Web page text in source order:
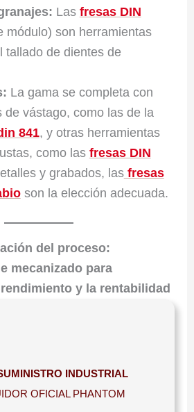
Las fresas DIN
módulo) son herramientas
tallado de dientes de
La gama se completa con
de vástago, como las de la
841, y otras herramientas
como las fresas DIN
y grabados, lasfresas
son la elección adecuada.
del proceso:
mecanizado para
y la rentabilidad
INDUSTRIAL
OFICIAL PHANTOM